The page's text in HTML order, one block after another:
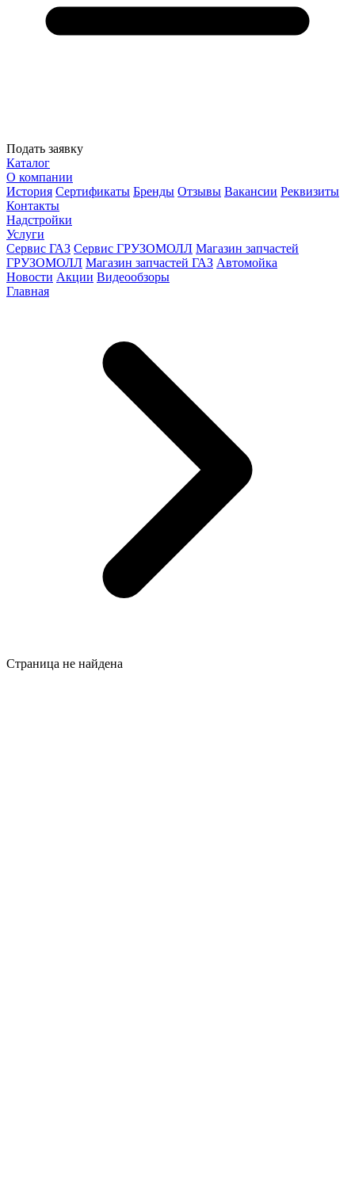
Подать заявку
Каталог
О компании
История Сертификаты Бренды Отзывы Вакансии Реквизиты
Контакты
Надстройки
Услуги
Сервис ГАЗ Сервис ГРУЗОМОЛЛ Магазин запчастей
ГРУЗОМОЛЛ Магазин запчастей ГАЗ Автомойка
Новости Акции Видеообзоры
Главная
Страница не найдена